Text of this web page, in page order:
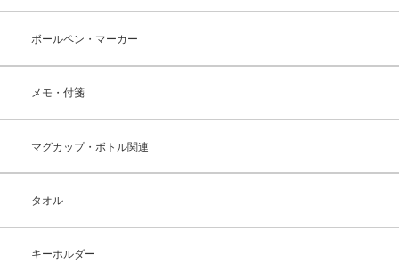
ボールペン・マーカー
メモ・付箋
マグカップ・ボトル関連
タオル
キーホルダー